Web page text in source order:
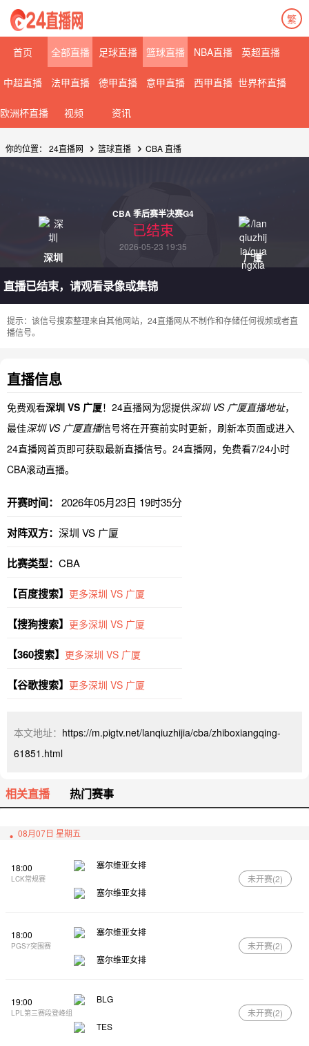
繁
首页 全部直播 足球直播 篮球直播 NBA直播 英超直播
中超直播 法甲直播 德甲直播 意甲直播 西甲直播 世界杯直播
欧洲杯直播 视频 资讯
你的位置： 24直播网 篮球直播 CBA 直播
深圳
CBA 季后赛半决赛G4
已结束
2026-05-23 19:35
广厦
直播已结束，请观看录像或集锦
提示：该信号搜索整理来自其他网站，24直播网从不制作和存储任何视频或者直
播信号。
直播信息
免费观看深圳 VS 广厦！24直播网为您提供深圳 VS 广厦直播地址，
最佳深圳 VS 广厦直播信号将在开赛前实时更新，刷新本页面或进入
24直播网首页即可获取最新直播信号。24直播网，免费看7/24小时
CBA滚动直播。
开赛时间： 2026年05月23日 19时35分
对阵双方： 深圳 VS 广厦
比赛类型： CBA
【百度搜索】 更多深圳 VS 广厦
【搜狗搜索】 更多深圳 VS 广厦
【360搜索】 更多深圳 VS 广厦
【谷歌搜索】 更多深圳 VS 广厦
本文地址： https://m.pigtv.net/lanqiuzhijia/cba/zhiboxiangqing-
61851.html
相关直播 热门赛事
08月07日 星期五
18:00
LCK常规赛
塞尔维亚女排
塞尔维亚女排
未开赛(2)
18:00
PGS7突围赛
塞尔维亚女排
塞尔维亚女排
未开赛(2)
19:00
LPL第三赛段登峰组
BLG
TES
未开赛(2)